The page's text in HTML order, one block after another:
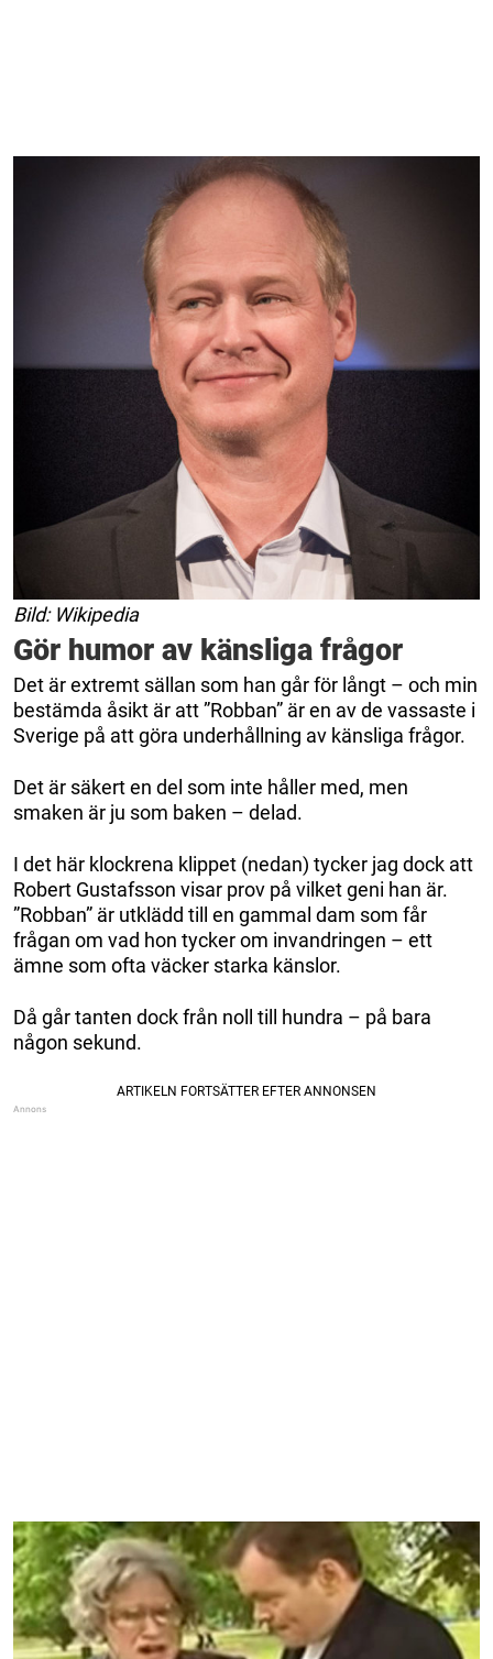
Bild: Wikipedia
Gör humor av känsliga frågor
Det är extremt sällan som han går för långt – och min
bestämda åsikt är att ”Robban” är en av de vassaste i
Sverige på att göra underhållning av känsliga frågor.
Det är säkert en del som inte håller med, men
smaken är ju som baken – delad.
I det här klockrena klippet (nedan) tycker jag dock att
Robert Gustafsson visar prov på vilket geni han är.
”Robban” är utklädd till en gammal dam som får
frågan om vad hon tycker om invandringen – ett
ämne som ofta väcker starka känslor.
Då går tanten dock från noll till hundra – på bara
någon sekund.